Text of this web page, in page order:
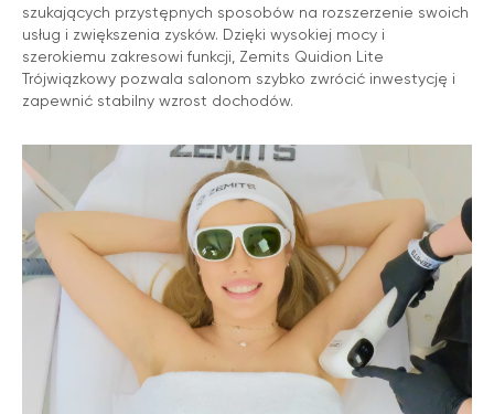
szukających przystępnych sposobów na rozszerzenie swoich
usług i zwiększenia zysków. Dzięki wysokiej mocy i
szerokiemu zakresowi funkcji, Zemits Quidion Lite
Trójwiązkowy pozwala salonom szybko zwrócić inwestycję i
zapewnić stabilny wzrost dochodów.